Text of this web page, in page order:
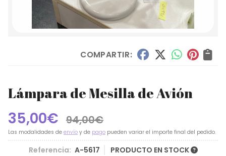
COMPARTIR:
Lámpara de Mesilla de Avión
35,00€ 94,00€
Las modalidades de envío y de pago pueden variar el importe final del pedido.
Referencia: A-5617 PRODUCTO EN STOCK